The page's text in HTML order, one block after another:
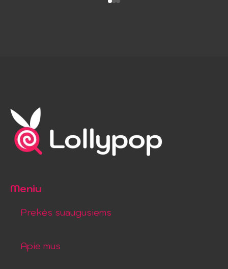
Meniu
Prekės suaugusiems
Apie mus